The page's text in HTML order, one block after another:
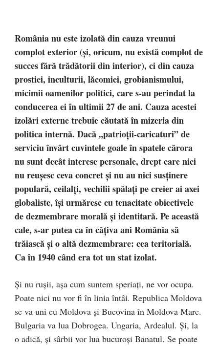
România nu este izolată din cauza vreunui
complot exterior (şi, oricum, nu există complot de
succes fără trădătorii din interior), ci din cauza
prostiei, inculturii, lăcomiei, grobianismului,
micimii oamenilor politici, care s-au perindat la
conducerea ei în ultimii 27 de ani. Cauza acestei
izolări externe trebuie căutată în mizeria din
politica internă. Dacă „patrioţii-caricaturi” de
serviciu învârt cuvintele goale în spatele cărora
nu sunt decât interese personale, drept care nici
nu reuşesc ceva concret şi nu au nici susţinere
populară, ceilalţi, vechilii spălaţi pe creier ai axei
globaliste, îşi urmăresc cu tenacitate obiectivele
de dezmembrare morală şi identitară. Pe această
cale, s-ar putea ca în câţiva ani România să
trăiască şi o altă dezmembrare: cea teritorială.
Ca în 1940 când era tot un stat izolat.
Şi nu ruşii, aşa cum suntem speriaţi, ne vor ocupa.
Poate nici nu vor fi în linia întâi. Republica Moldova
se va uni cu Moldova şi Bucovina în Moldova Mare.
Bulgaria va lua Dobrogea. Ungaria, Ardealul. Şi, la
o adică, şi sârbii vor lua bucuroşi Banatul. Se poate